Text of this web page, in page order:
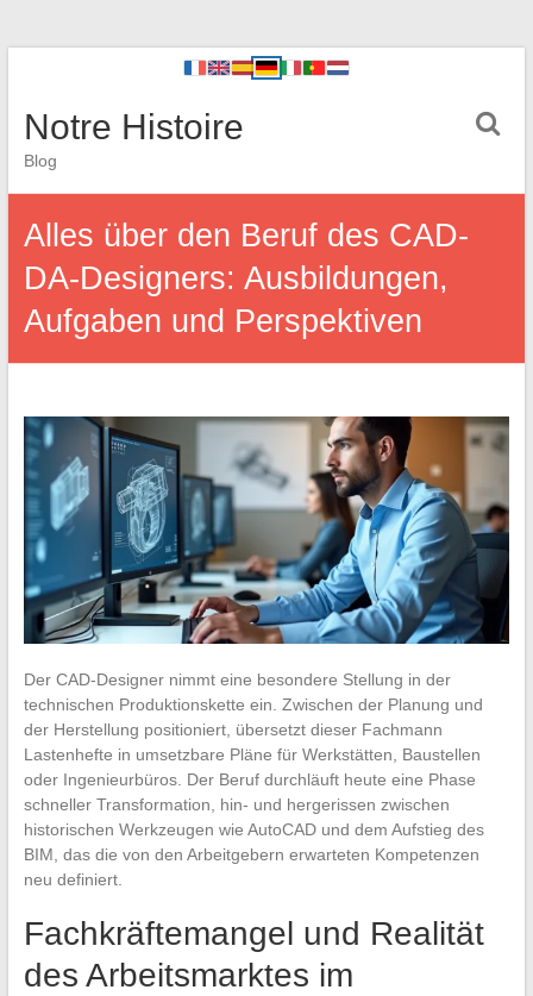
Notre Histoire
Blog
Alles über den Beruf des CAD-
DA-Designers: Ausbildungen,
Aufgaben und Perspektiven
Der CAD-Designer nimmt eine besondere Stellung in der
technischen Produktionskette ein. Zwischen der Planung und
der Herstellung positioniert, übersetzt dieser Fachmann
Lastenhefte in umsetzbare Pläne für Werkstätten, Baustellen
oder Ingenieurbüros. Der Beruf durchläuft heute eine Phase
schneller Transformation, hin- und hergerissen zwischen
historischen Werkzeugen wie AutoCAD und dem Aufstieg des
BIM, das die von den Arbeitgebern erwarteten Kompetenzen
neu definiert.
Fachkräftemangel und Realität
des Arbeitsmarktes im